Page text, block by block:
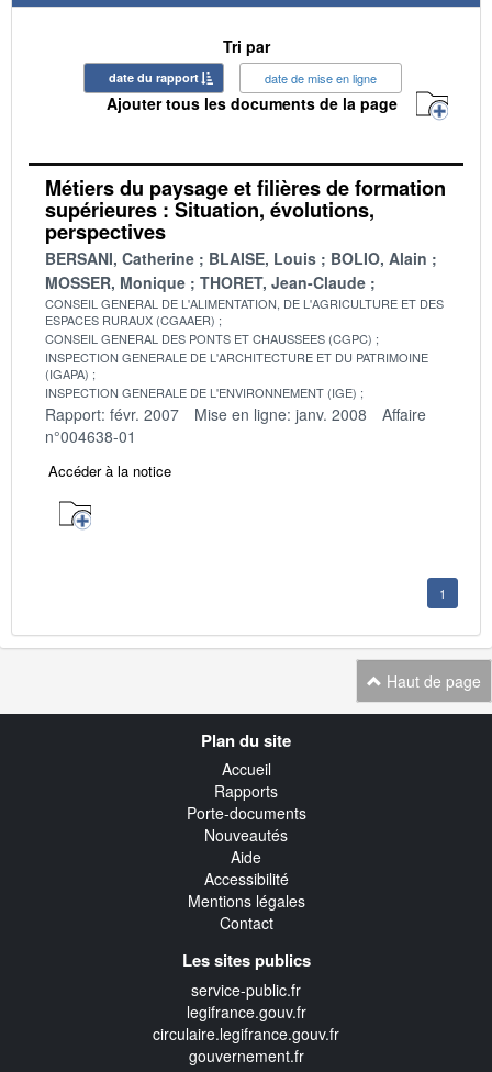
Tri par
date du rapport date de mise en ligne
Ajouter tous les documents de la page
Métiers du paysage et filières de formation
supérieures : Situation, évolutions,
perspectives
BERSANI, Catherine BLAISE, Louis
BOLIO, Alain
MOSSER, Monique
THORET, Jean-Claude
CONSEIL GENERAL DE L'ALIMENTATION, DE L'AGRICULTURE ET DES
ESPACES RURAUX (CGAAER)
CONSEIL GENERAL DES PONTS ET CHAUSSEES (CGPC)
INSPECTION GENERALE DE L'ARCHITECTURE ET DU PATRIMOINE
(IGAPA)
INSPECTION GENERALE DE L'ENVIRONNEMENT (IGE)
Rapport: févr. 2007 Mise en ligne: janv. 2008
Affaire
n°004638-01
Accéder à la notice
1
Haut de page
Plan du site
Accueil
Rapports
Porte-documents
Nouveautés
Aide
Accessibilité
Mentions légales
Contact
Les sites publics
service-public.fr
legifrance.gouv.fr
circulaire.legifrance.gouv.fr
gouvernement.fr